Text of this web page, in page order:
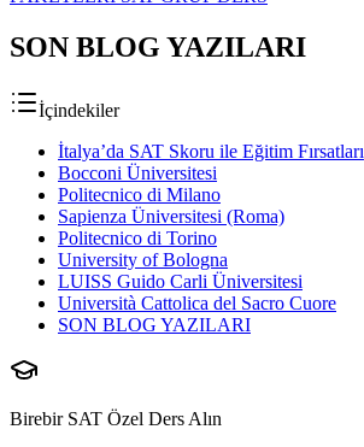
SON BLOG YAZILARI
İçindekiler
İtalya’da SAT Skoru ile Eğitim Fırsatları
Bocconi Üniversitesi
Politecnico di Milano
Sapienza Üniversitesi (Roma)
Politecnico di Torino
University of Bologna
LUISS Guido Carli Üniversitesi
Università Cattolica del Sacro Cuore
SON BLOG YAZILARI
Birebir SAT Özel Ders Alın